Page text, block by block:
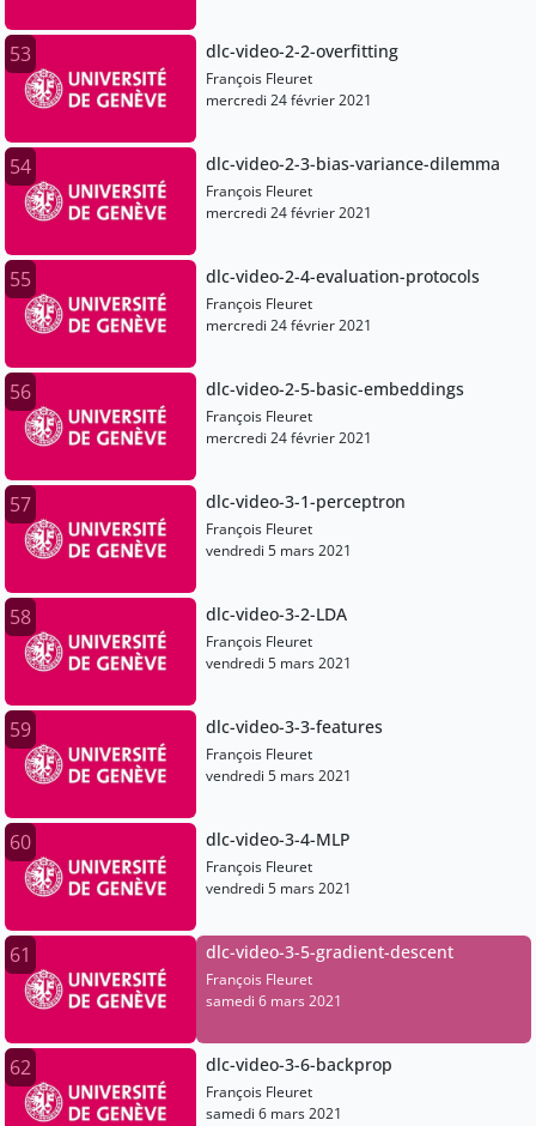
53 dlc-video-2-2-overfitting
François Fleuret
mercredi 24 février 2021
54 dlc-video-2-3-bias-variance-dilemma
François Fleuret
mercredi 24 février 2021
55 dlc-video-2-4-evaluation-protocols
François Fleuret
mercredi 24 février 2021
56 dlc-video-2-5-basic-embeddings
François Fleuret
mercredi 24 février 2021
57 dlc-video-3-1-perceptron
François Fleuret
vendredi 5 mars 2021
58 dlc-video-3-2-LDA
François Fleuret
vendredi 5 mars 2021
59 dlc-video-3-3-features
François Fleuret
vendredi 5 mars 2021
60 dlc-video-3-4-MLP
François Fleuret
vendredi 5 mars 2021
61 dlc-video-3-5-gradient-descent
François Fleuret
samedi 6 mars 2021
62 dlc-video-3-6-backprop
François Fleuret
samedi 6 mars 2021